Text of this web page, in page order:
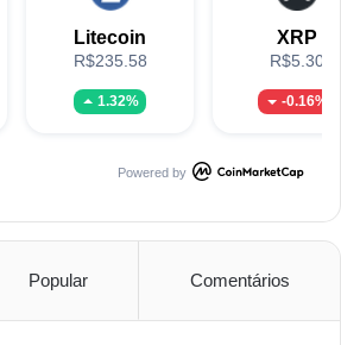
Litecoin
R$235.58
1.32%
XRP
R$5.30
-0.16%
Powered by
Popular Comentários